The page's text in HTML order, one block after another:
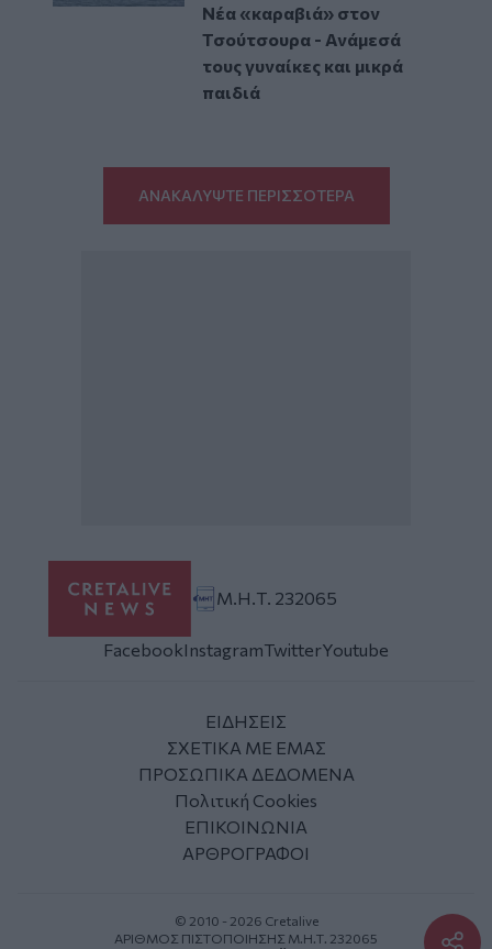
Νέα «καραβιά» στον
Τσούτσουρα - Ανάμεσά
τους γυναίκες και μικρά
παιδιά
ΑΝΑΚΑΛΥΨΤΕ ΠΕΡΙΣΣΟΤΕΡΑ
Μ.Η.Τ. 232065
FacebookInstagramTwitterYoutube
ΕΙΔΗΣΕΙΣ
ΣΧΕΤΙΚΑ ΜΕ ΕΜΑΣ
ΠΡΟΣΩΠΙΚΑ ΔΕΔΟΜΕΝΑ
Πολιτική Cookies
ΕΠΙΚΟΙΝΩΝΙΑ
ΑΡΘΡΟΓΡΑΦΟΙ
© 2010 - 2026 Cretalive
ΑΡΙΘΜΟΣ ΠΙΣΤΟΠΟΙΗΣΗΣ Μ.Η.Τ. 232065